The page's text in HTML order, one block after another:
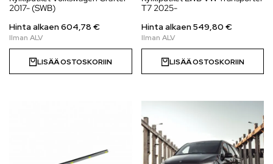
2017- (SWB)
Hinta alkaen604,78 €
LISÄÄ OSTOSKORIIN
T7 2025-
Hinta alkaen549,80 €
LISÄÄ OSTOSKORIIN